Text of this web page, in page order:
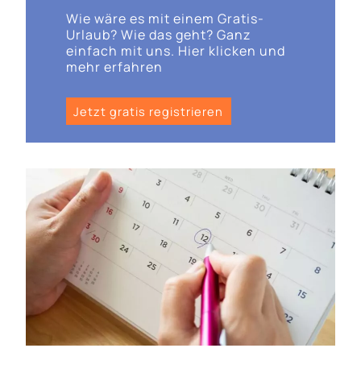
Wie wäre es mit einem Gratis-
Urlaub? Wie das geht? Ganz
einfach mit uns. Hier klicken und
mehr erfahren
Jetzt gratis registrieren